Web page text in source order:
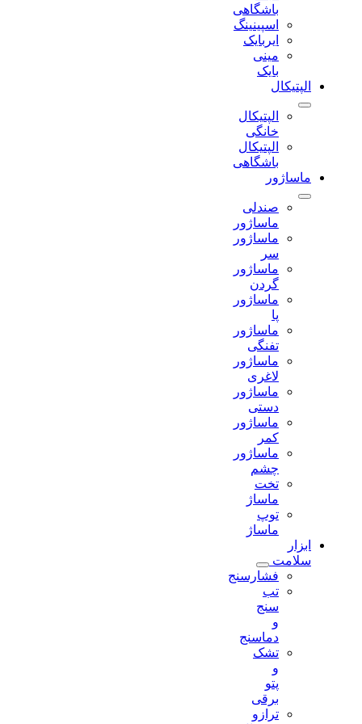
باشگاهی
اسپینینگ
ایربایک
مینی
الپتیکال
الپتیکال
خانگی
الپتیکال
باشگاهی
ماساژور
صندلی
ماساژور
ماساژور
ماساژور
ماساژور
ماساژور
تفنگی
ماساژور
لاغری
ماساژور
دستی
ماساژور
ماساژور
تخت
ماساژ
توپ
ماساژ
ابزار
سلامت
فشارسنج
دماسنج
تشک
ترازو